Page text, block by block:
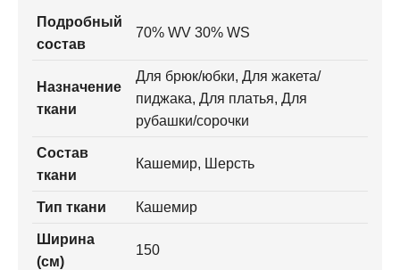
Подробный
состав
70% WV 30% WS
Назначение
ткани
Для брюк/юбки, Для жакета/
пиджака, Для платья, Для
рубашки/сорочки
Состав
ткани
Кашемир, Шерсть
Тип ткани Кашемир
Ширина
(см)
150